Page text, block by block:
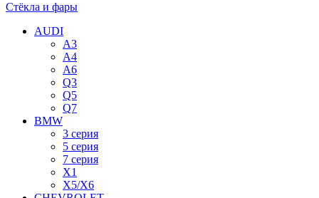
Стёкла и фары
AUDI
A3
A4
A6
Q3
Q5
Q7
BMW
3 серия
5 серия
7 серия
X1
X5/X6